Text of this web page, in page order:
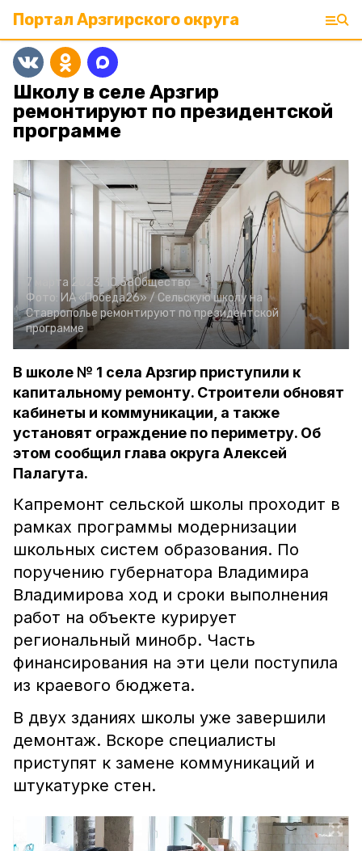
Портал Арзгирского округа
Школу в селе Арзгир
ремонтируют по президентской
программе
7 марта 2023, 10:58Общество
Фото: ИА «Победа26» / Сельскую школу на
Ставрополье ремонтируют по президентской
программе
В школе № 1 села Арзгир приступили к
капитальному ремонту. Строители обновят
кабинеты и коммуникации, а также
установят ограждение по периметру. Об
этом сообщил глава округа Алексей
Палагута.
Капремонт сельской школы проходит в
рамках программы модернизации
школьных систем образования. По
поручению губернатора Владимира
Владимирова ход и сроки выполнения
работ на объекте курирует
региональный минобр. Часть
финансирования на эти цели поступила
из краевого бюджета.
В двух зданиях школы уже завершили
демонтаж. Вскоре специалисты
приступят к замене коммуникаций и
штукатурке стен.